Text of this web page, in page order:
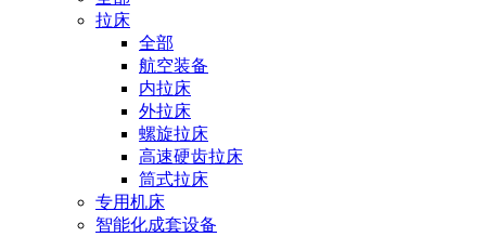
拉床
全部
航空装备
内拉床
外拉床
螺旋拉床
高速硬齿拉床
筒式拉床
专用机床
智能化成套设备